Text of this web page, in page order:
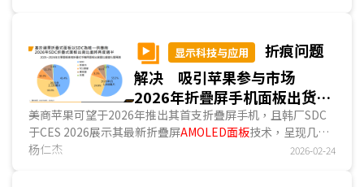
用...
显示科技与应用
折痕问题
解决 吸引苹果参与市场
2026年折疊屏手机面板出货量
将年增51%
美商苹果可望于2026年推出其首支折疊屏手机，且韩厂SDC
于CES 2026展示其最新折疊屏AMOLED面板技术，呈现几乎
消除折疊屏面板折痕的技术。DIGITIMES分析，基于苹果对面
杨仁杰 2026-02-24